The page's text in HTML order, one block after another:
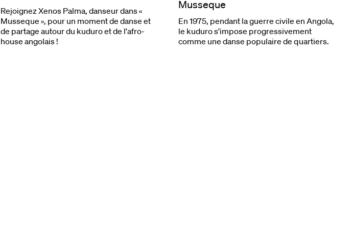
Rejoignez Xenos Palma, danseur dans «
Musseque », pour un moment de danse et
de partage autour du kuduro et de l'afro-
house angolais !
Musseque
En 1975, pendant la guerre civile en Angola,
le kuduro s’impose progressivement
comme une danse populaire de quartiers.